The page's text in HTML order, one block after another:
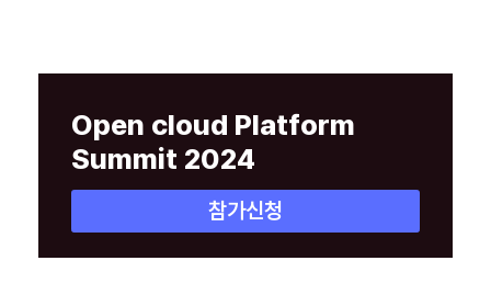
Open cloud Platform
Summit 2024
참가신청